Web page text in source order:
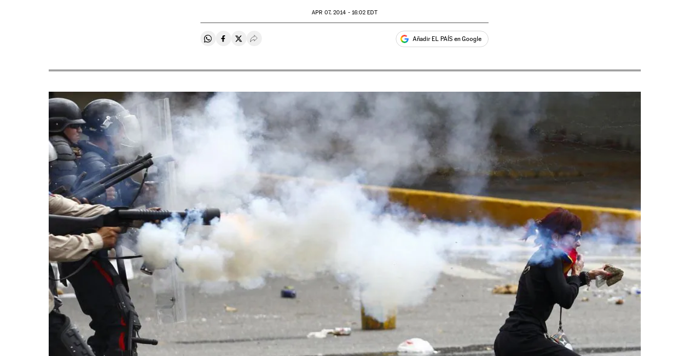
APR 07, 2014 - 16:02 EDT
Compartir en Whatsapp
Compartir en Facebook
Compartir en Twitter
Desplegar Redes Sociales Añadir EL PAÍS en Google